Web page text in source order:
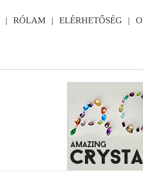
RÓLAM ELÉRHETŐSÉG